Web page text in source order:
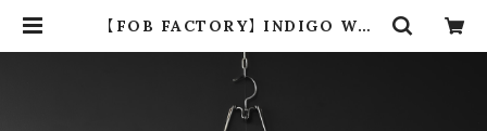
【FOB FACTORY】 INDIGO WAF